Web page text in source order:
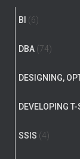
BI (6)
DBA (74)
DESIGNING,
DEVELOPING T-
SSIS (4)